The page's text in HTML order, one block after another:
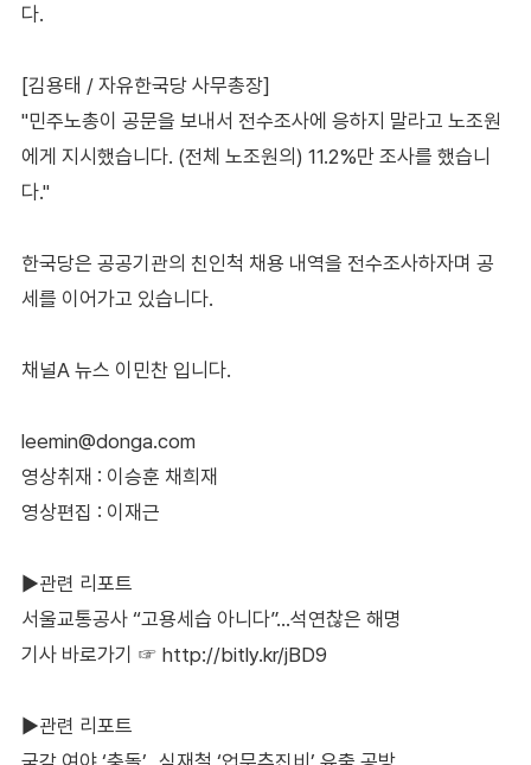
다.
[김용태 / 자유한국당 사무총장]
"민주노총이 공문을 보내서 전수조사에 응하지 말라고 노조원
에게 지시했습니다. (전체 노조원의) 11.2%만 조사를 했습니
다."
한국당은 공공기관의 친인척 채용 내역을 전수조사하자며 공
세를 이어가고 있습니다.
채널A 뉴스 이민찬 입니다.
leemin@donga.com
영상취재 : 이승훈 채희재
영상편집 : 이재근
▶관련 리포트
서울교통공사 “고용세습 아니다”…석연찮은 해명
기사 바로가기 ☞ http://bitly.kr/jBD9
▶관련 리포트